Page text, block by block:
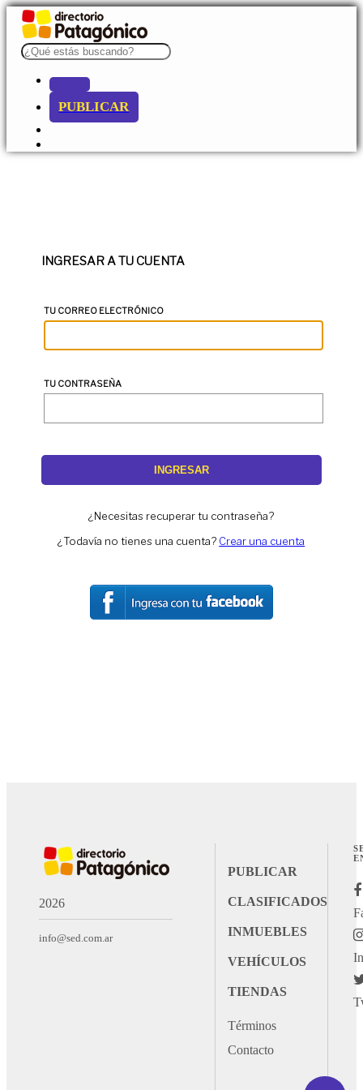
PUBLICAR
INGRESAR A TU CUENTA
TU CORREO ELECTRÓNICO
TU CONTRASEÑA
INGRESAR
¿Necesitas recuperar tu contraseña?
¿Todavía no tienes una cuenta? Crear una cuenta
2026
info@sed.com.ar
PUBLICAR
CLASIFICADOS
INMUEBLES
VEHÍCULOS
TIENDAS
Términos
Contacto